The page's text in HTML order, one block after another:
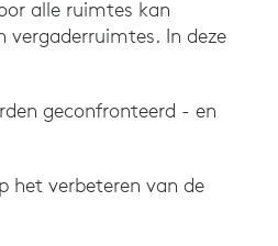
alle ruimtes kan
In deze
geconfronteerd - en
het verbeteren van de